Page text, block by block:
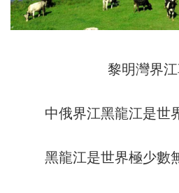
黎明灣界
中俄界江黑龍江是世
黑龍江是世界極少數